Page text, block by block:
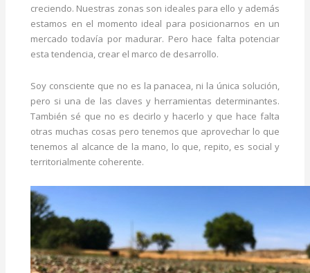
creciendo. Nuestras zonas son ideales para ello y además
estamos en el momento ideal para posicionarnos en un
mercado todavía por madurar. Pero hace falta potenciar
esta tendencia, crear el marco de desarrollo.
Soy consciente que no es la panacea, ni la única solución,
pero si una de las claves y herramientas determinantes.
También sé que no es decirlo y hacerlo y que hace falta
otras muchas cosas pero tenemos que aprovechar lo que
tenemos al alcance de la mano, lo que, repito, es social y
territorialmente coherente.